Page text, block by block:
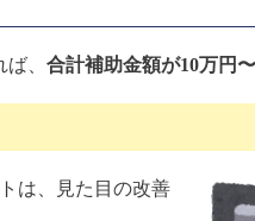
、 合計補助金額が10万円
は、見た目の改善